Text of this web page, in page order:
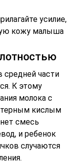
усилие,
кожу малыша
средней части
К этому
молока с
кислым
смесь
и ребенок
случаются